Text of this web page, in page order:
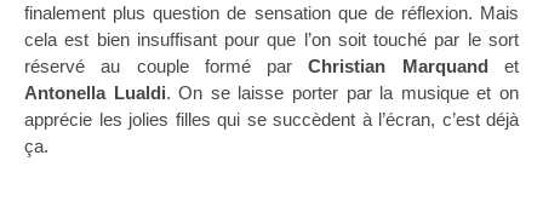
finalement plus question de sensation que de réflexion. Mais
cela est bien insuffisant pour que l’on soit touché par le sort
réservé au couple formé parChristian Marquand et
Antonella Lualdi. On se laisse porter par la musique et on
apprécie les jolies filles qui se succèdent à l’écran, c’est déjà
ça.